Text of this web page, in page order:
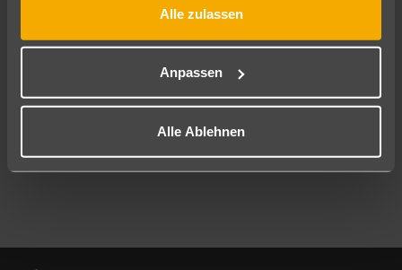
Alle zulassen
Anpassen
Alle Ablehnen
Mehr Filter anzeigen